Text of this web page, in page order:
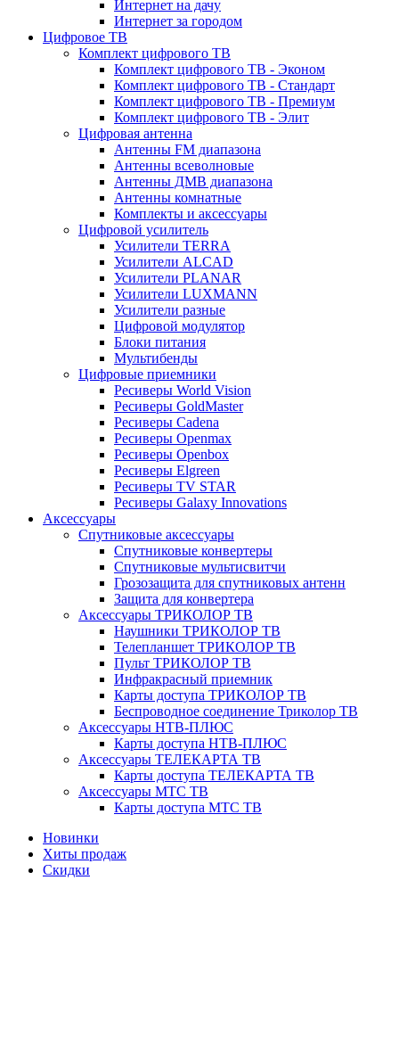
Интернет на дачу
Интернет за городом
Цифровое ТВ
Комплект цифрового ТВ
Комплект цифрового ТВ - Эконом
Комплект цифрового ТВ - Стандарт
Комплект цифрового ТВ - Премиум
Комплект цифрового ТВ - Элит
Цифровая антенна
Антенны FM диапазона
Антенны всеволновые
Антенны ДМВ диапазона
Антенны комнатные
Комплекты и аксессуары
Цифровой усилитель
Усилители TERRA
Усилители ALCAD
Усилители PLANAR
Усилители LUXMANN
Усилители разные
Цифровой модулятор
Блоки питания
Мультибенды
Цифровые приемники
Ресиверы World Vision
Ресиверы GoldMaster
Ресиверы Cadena
Ресиверы Openmax
Ресиверы Openbox
Ресиверы Elgreen
Ресиверы TV STAR
Ресиверы Galaxy Innovations
Аксессуары
Спутниковые аксессуары
Спутниковые конвертеры
Спутниковые мультисвитчи
Грозозащита для спутниковых антенн
Защита для конвертера
Аксессуары ТРИКОЛОР ТВ
Наушники ТРИКОЛОР ТВ
Телепланшет ТРИКОЛОР ТВ
Пульт ТРИКОЛОР ТВ
Инфракрасный приемник
Карты доступа ТРИКОЛОР ТВ
Беспроводное соединение Триколор ТВ
Аксессуары НТВ-ПЛЮС
Карты доступа НТВ-ПЛЮС
Аксессуары ТЕЛЕКАРТА ТВ
Карты доступа ТЕЛЕКАРТА ТВ
Аксессуары МТС ТВ
Карты доступа МТС ТВ
Новинки
Хиты продаж
Скидки